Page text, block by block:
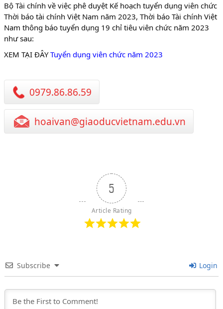
Bộ Tài chính về việc phê duyệt Kế hoạch tuyển dụng viên chức
Thời báo tài chính Việt Nam năm 2023, Thời báo Tài chính Việt
Nam thông báo tuyển dụng 19 chỉ tiêu viên chức năm 2023
như sau:
XEM TẠI ĐÂYTuyển dụng viên chức năm 2023
0979.86.86.59
hoaivan@giaoducvietnam.edu.vn
5
Article Rating
Subscribe Login